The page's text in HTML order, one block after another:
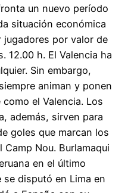
un nuevo período
situación económica
jugadores por valor de
12.00 h. El Valencia ha
Sin embargo,
animan y ponen
el Valencia. Los
además, sirven para
goles que marcan los
Nou. Burlamaqui
en el último
se disputó en Lima en